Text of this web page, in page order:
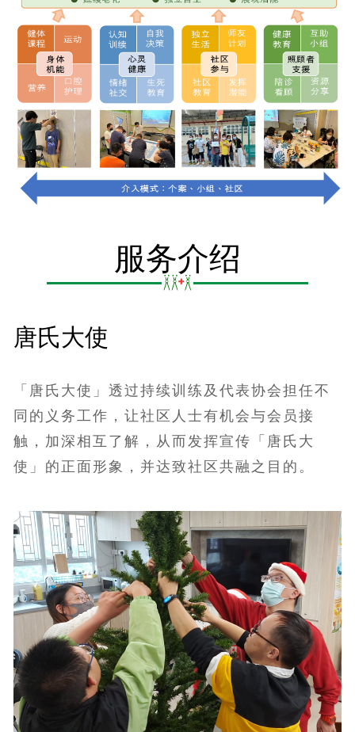
服务介绍
唐氏大使
「唐氏大使」透过持续训练及代表协会担任不
同的义务工作，让社区人士有机会与会员接
触，加深相互了解，从而发挥宣传「唐氏大
使」的正面形象，并达致社区共融之目的。